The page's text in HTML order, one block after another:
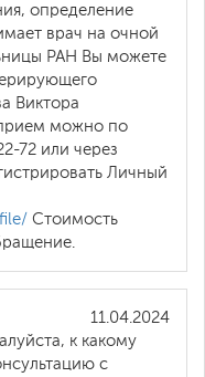
определение
врач на очной
РАН Вы можете
Виктора
можно по
72 или через
Личный
Стоимость
11.04.2024
к какому
с